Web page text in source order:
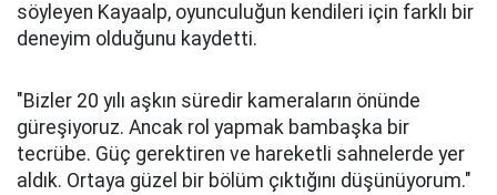
söyleyen Kayaalp, oyunculuğun kendileri için farklı bir
deneyim olduğunu kaydetti.
"Bizler 20 yılı aşkın süredir kameraların önünde
güreşiyoruz. Ancak rol yapmak bambaşka bir
tecrübe. Güç gerektiren ve hareketli sahnelerde yer
aldık. Ortaya güzel bir bölüm çıktığını düşünüyorum."